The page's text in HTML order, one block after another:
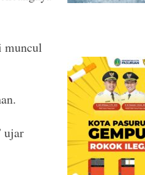
muncul
ujar